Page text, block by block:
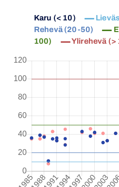
Karu (< 10)
Rehevä (20-50)
100)
Ylirehevä (>